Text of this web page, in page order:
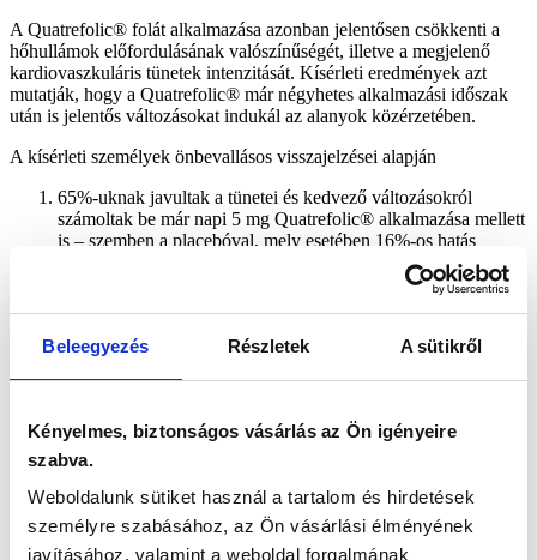
Beleegyezés Részletek A sütikről
Kényelmes, biztonságos vásárlás az Ön igényeire
szabva.
Weboldalunk sütiket használ a tartalom és hirdetések
személyre szabásához, az Ön vásárlási élményének
javításához, valamint a weboldal forgalmának
A Quatrefolic® folát alkalmazása azonban jelentősen csökkenti a
hőhullámok előfordulásának valószínűségét, illetve a megjelenő
kardiovaszkuláris tünetek intenzitását. Kísérleti eredmények azt
mutatják, hogy a Quatrefolic® már négyhetes alkalmazási időszak
után is jelentős változásokat indukál az alanyok közérzetében.
A kísérleti személyek önbevallásos visszajelzései alapján
65%-uknak javultak a tünetei és kedvező változásokról
számoltak be már napi 5 mg Quatrefolic® alkalmazása mellett
is – szemben a placebóval, mely esetében 16%-os hatás
57%-kal csökkent a hőhullámok előfordulásának
súlyosságát, gyakoriságát és az alanyok szubjektív megéléseit.
természetes hangulatjavítóként,hiszen a folátszint
csökkenése általában a negatív előjelű hangulatingadozások
indikátora. (Olyannyira, hogy a depressziós tüneteket
tapasztaló páciensek harmadáról kiderül: foláthiányosak.)
Mivel a Quatrefolic® képes áthatolni az agy-vér
barrierrétegen, ez a folátforma bizonyítottan az egyetlen,